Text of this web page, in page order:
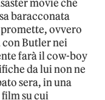
movie che
baracconata
ovvero
Butler nei
farà il cow-boy
da lui non ne
sera, in una
su cui